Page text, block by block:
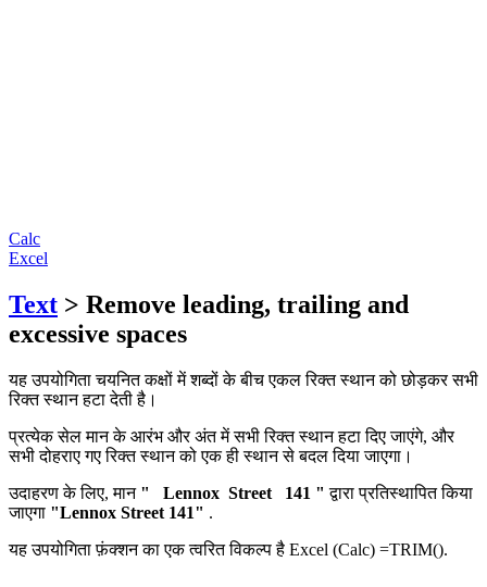
Calc
Excel
Text > Remove leading, trailing and
excessive spaces
यह उपयोगिता चयनित कक्षों में शब्दों के बीच एकल रिक्त स्थान को छोड़कर सभी
रिक्त स्थान हटा देती है।
प्रत्येक सेल मान के आरंभ और अंत में सभी रिक्त स्थान हटा दिए जाएंगे, और
सभी दोहराए गए रिक्त स्थान को एक ही स्थान से बदल दिया जाएगा।
उदाहरण के लिए, मान " Lennox Street 141 " द्वारा प्रतिस्थापित किया
जाएगा "Lennox Street 141" .
यह उपयोगिता फ़ंक्शन का एक त्वरित विकल्प है Excel (Calc) =TRIM().